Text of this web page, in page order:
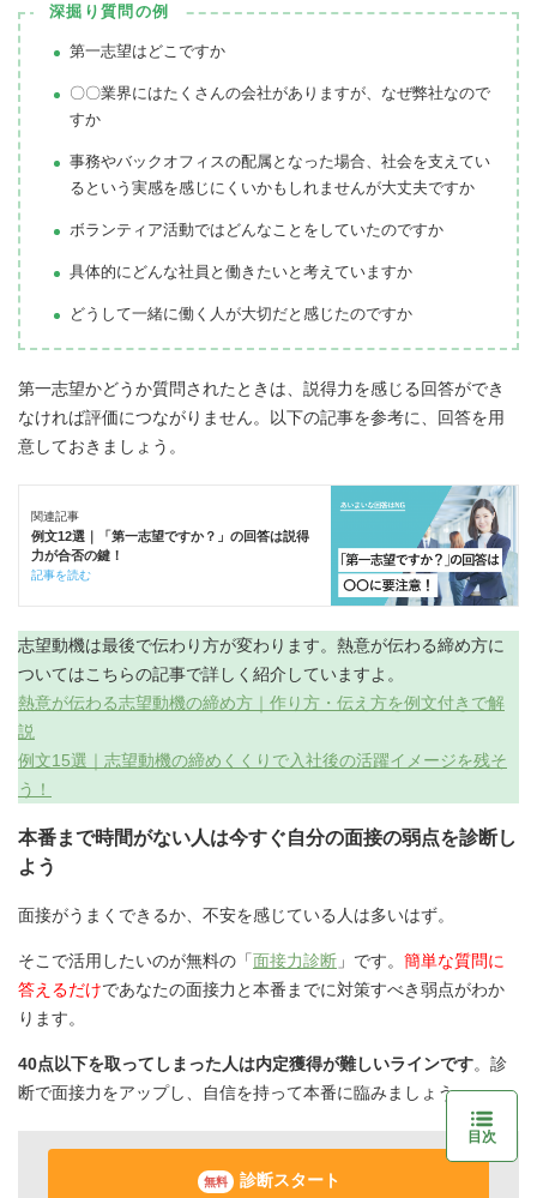
深掘り質問の例
第一志望はどこですか
〇〇業界にはたくさんの会社がありますが、なぜ弊社なので
すか
事務やバックオフィスの配属となった場合、社会を支えてい
るという実感を感じにくいかもしれませんが大丈夫ですか
ボランティア活動ではどんなことをしていたのですか
具体的にどんな社員と働きたいと考えていますか
どうして一緒に働く人が大切だと感じたのですか
第一志望かどうか質問されたときは、説得力を感じる回答ができ
なければ評価につながりません。以下の記事を参考に、回答を用
意しておきましょう。
関連記事
例文12選｜「第一志望ですか？」の回答は説得
力が合否の鍵！
記事を読む
志望動機は最後で伝わり方が変わります。熱意が伝わる締め方に
ついてはこちらの記事で詳しく紹介していますよ。
熱意が伝わる志望動機の締め方｜作り方・伝え方を例文付きで解
説
例文15選｜志望動機の締めくくりで入社後の活躍イメージを残そ
う！
本番まで時間がない人は今すぐ自分の面接の弱点を診断し
よう
面接がうまくできるか、不安を感じている人は多いはず。
そこで活用したいのが無料の「面接力診断 」です。 簡単な質問に
答えるだけであなたの面接力と本番までに対策すべき弱点がわか
ります。
40点以下を取ってしまった人は内定獲得が難しいラインです。診
断で面接力をアップし、自信を持って本番に臨みましょう。
無料 診断スタート
目次